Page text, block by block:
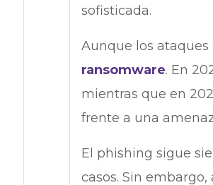
sofisticada.
Aunque los ataques
ransomware. En
mientras que en
frente a una
El phishing sigue
casos. Sin